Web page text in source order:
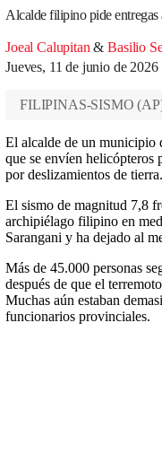
Alcalde filipino pide entregas
Joeal Calupitan & Basilio
Jueves, 11 de junio de
FILIPINAS-SISMO (AP
El alcalde de un municipio
que se envíen helicópteros
por deslizamientos de tierra.
El sismo de magnitud 7,8
archipiélago filipino en
Sarangani y ha dejado al
Más de 45.000 personas
después de que el
Muchas aún estaban
funcionarios provinciales.